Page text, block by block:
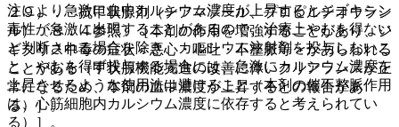
２９）． 抗甲状腺剤（チアマゾール、プロピルチオウラシ
ル）〔８．４参照〕［本剤の作用を増強することがあり、ジ
ギタリス中毒の症状＜悪心・嘔吐・不整脈等＞があらわれる
ことがある（甲状腺機能亢進の改善に伴いクリアランスが正
常になるため、本剤の血中濃度が上昇するとの報告があ
る）］。
注により急激に血中カルシウム濃度が上昇するとジゴキシン
毒性が急激に出現することがあるので、治療上やむを得ない
と判断される場合を除き、カルシウム注射剤を投与しないこ
と、やむを得ず投与する場合には、急激にカルシウム濃度を
上昇させるような使用法は避けること（本剤の催不整脈作用
は、心筋細胞内カルシウム濃度に依存すると考えられてい
る）］。